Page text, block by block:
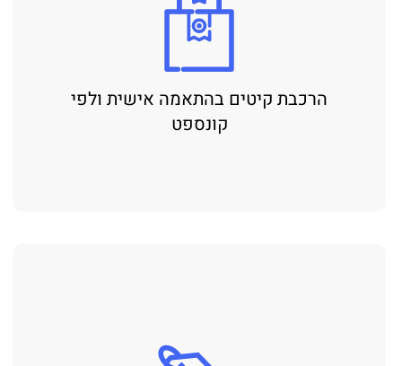
הרכבת קיטים בהתאמה אישית ולפי
קונספט